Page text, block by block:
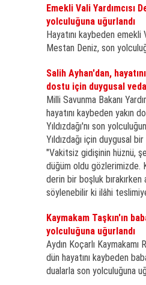
Emekli Vali Yardımcısı
yolculuğuna uğurlandı
Hayatını kaybeden emekli
Mestan Deniz, son
Salih Ayhan'dan,
dostu için duygusal veda
Milli Savunma Bakanı
hayatını kaybeden yakın
Yıldızdağı'nı son
Yıldızdağı için duygusal
"Vakitsiz gidişinin hüznü,
düğüm oldu gözlerimizde.
derin bir boşluk bırakırken
söylenebilir ki ilâhi
Kaymakam Taşkın'ın
yolculuğuna uğurlandı
Aydın Koçarlı Kaymakamı
dün hayatını kaybeden
dualarla son yolculuğuna